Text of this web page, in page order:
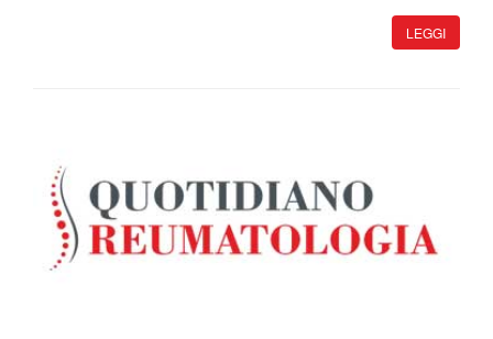
LEGGI